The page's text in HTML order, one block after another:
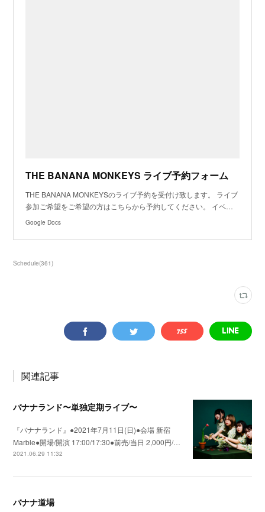
THE BANANA MONKEYS ライブ予約フォーム
THE BANANA MONKEYSのライブ予約を受付け致します。 ライブ
参加ご希望をご希望の方はこちらから予約してください。 イベ…
Google Docs
Schedule(361)
関連記事
バナナランド〜単独定期ライブ〜
『バナナランド』●2021年7月11日(日)●会場 新宿
Marble●開場/開演 17:00/17:30●前売/当日 2,000円/…
2021.06.29 11:32
バナナ道場